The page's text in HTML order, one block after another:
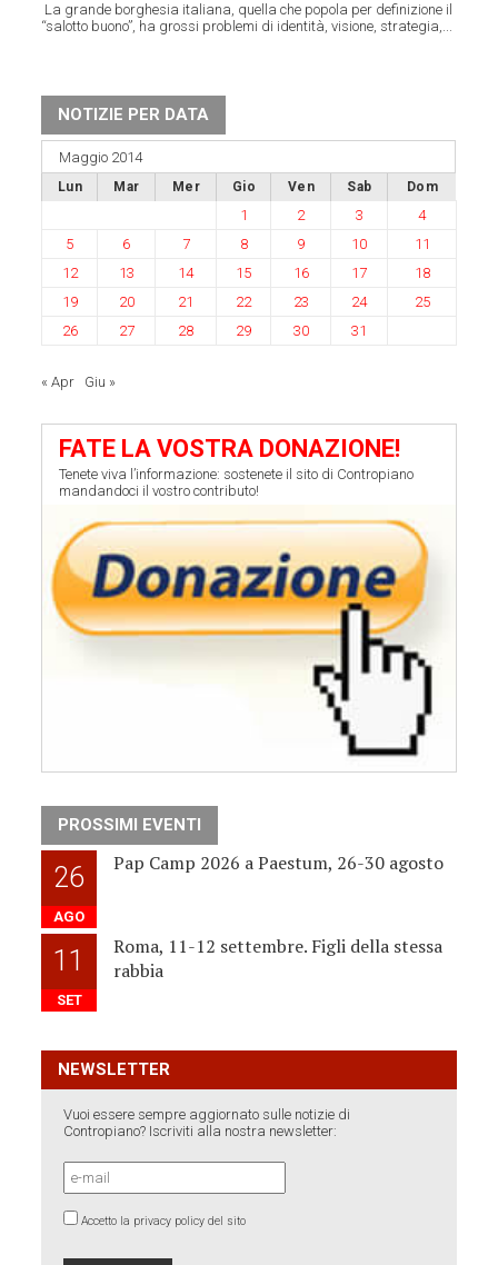
La grande borghesia italiana, quella che popola per definizione il
“salotto buono”, ha grossi problemi di identità, visione, strategia,...
NOTIZIE PER DATA
Maggio 2014
Lun Mar Mer Gio Ven Sab Dom
1 2 3
4
5
6 7 8 9 10
11
12
13 14 15 16 17
18
19
20 21 22 23 24
25
26
27 28 29 30 31
« Apr Giu »
FATE LA VOSTRA DONAZIONE!
Tenete viva l’informazione: sostenete il sito di Contropiano
mandandoci il vostro contributo!
PROSSIMI EVENTI
26
AGO
Pap Camp 2026 a Paestum, 26-30 agosto
11
SET
Roma, 11-12 settembre. Figli della stessa
rabbia
NEWSLETTER
Vuoi essere sempre aggiornato sulle notizie di
Contropiano? Iscriviti alla nostra newsletter:
Accetto la privacy policy del sito